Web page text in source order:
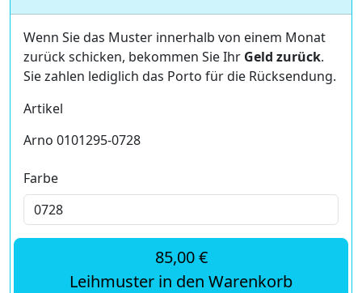
Wenn Sie das Muster innerhalb von einem Monat
zurück schicken, bekommen Sie Ihr Geld zurück.
Sie zahlen lediglich das Porto für die Rücksendung.
Artikel
Arno 0101295-0728
Farbe
85,00 €
Leihmuster in den Warenkorb